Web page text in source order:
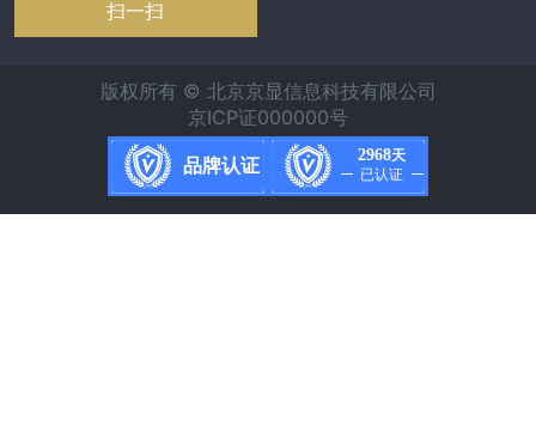
扫一扫
版权所有 © 北京京显信息科技有限公司
京ICP证000000号
品牌认证
2968天
已认证